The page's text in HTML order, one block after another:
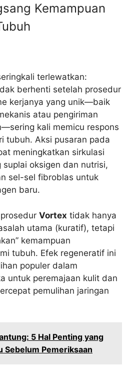
Kemampuan
terlewatkan:
berhenti setelah prosedur
kerjanya yang unik—baik
atau pengiriman
kali memicu respons
tubuh. Aksi pusaran pada
meningkatkan sirkulasi
suplai oksigen dan nutrisi,
sel-sel fibroblas untuk
baru.
Vortex tidak hanya
utama (kuratif), tetapi
kemampuan
tubuh. Efek regeneratif ini
populer dalam
untuk peremajaan kulit dan
pemulihan jaringan
5 Hal Penting yang
Sebelum Pemeriksaan